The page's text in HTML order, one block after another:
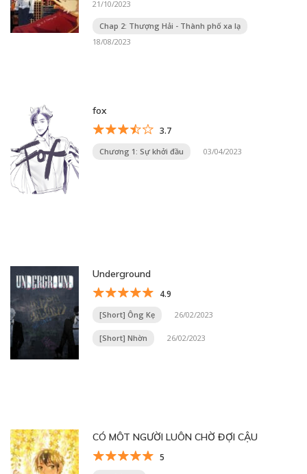
21/10/2023
Chap 2: Thượng Hải - Thành phố xa lạ
18/08/2023
fox
3.7
Chương 1: Sự khởi đầu 03/04/2023
Underground
4.9
[Short] Ông Kẹ 26/02/2023
[Short] Nhờn 26/02/2023
CÓ MÔT NGƯỜI LUÔN CHỜ ĐỢI CẬU
5